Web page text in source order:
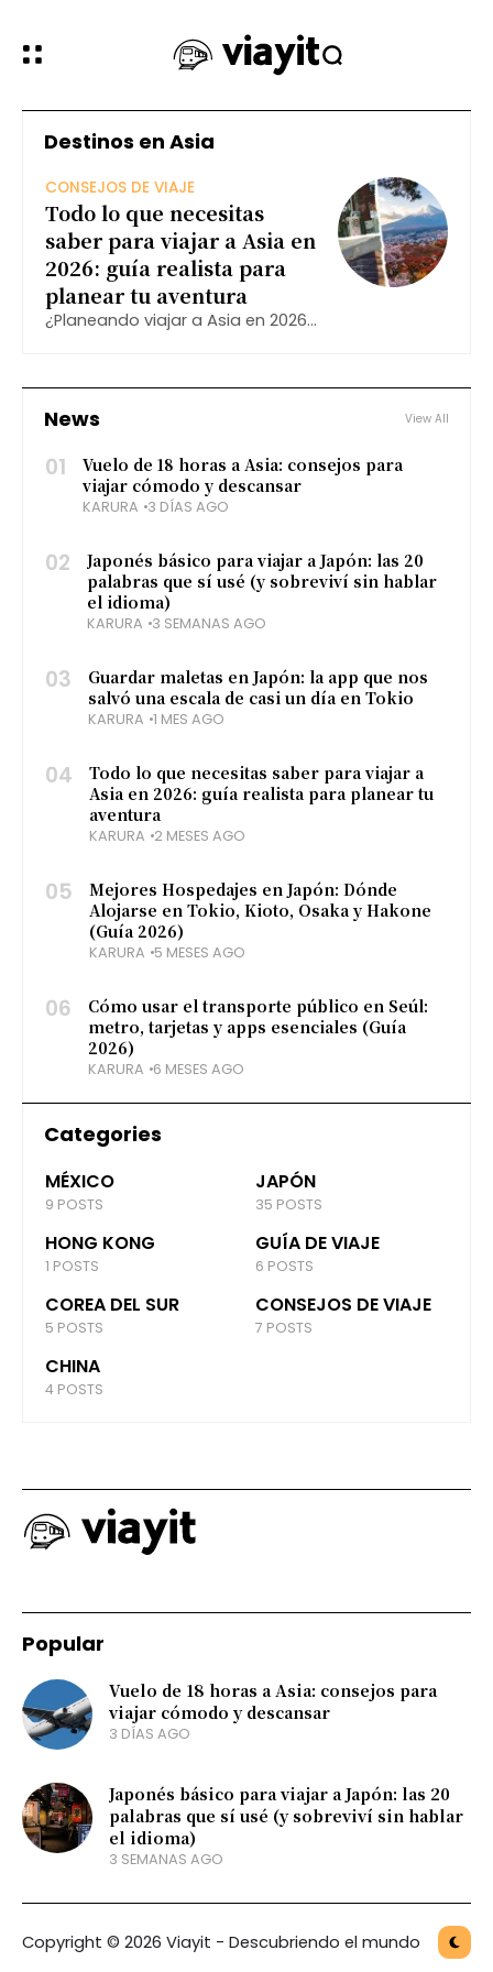
Destinos en Asia
CONSEJOS DE VIAJE
Todo lo que necesitas
saber para viajar a Asia en
2026: guía realista para
planear tu aventura
¿Planeando viajar a Asia en 2026?
imperdibles como Japón, Corea
del Sur, China, Tailandia y
Singapur, consejos prácticos,
requisitos de entrada
News View All
01
Vuelo de 18 horas a Asia: consejos para
viajar cómodo y descansar
KARURA 3 DÍAS AGO
02
Japonés básico para viajar a Japón: las 20
palabras que sí usé (y sobreviví sin hablar
el idioma)
KARURA 3 SEMANAS AGO
03
Guardar maletas en Japón: la app que nos
salvó una escala de casi un día en Tokio
KARURA 1 MES AGO
04
Todo lo que necesitas saber para viajar a
Asia en 2026: guía realista para planear tu
aventura
KARURA 2 MESES AGO
05
Mejores Hospedajes en Japón: Dónde
Alojarse en Tokio, Kioto, Osaka y Hakone
(Guía 2026)
KARURA 5 MESES AGO
06
Cómo usar el transporte público en Seúl:
metro, tarjetas y apps esenciales (Guía
2026)
KARURA 6 MESES AGO
Categories
MÉXICO
9 POSTS
JAPÓN
35 POSTS
HONG KONG
1 POSTS
GUÍA DE VIAJE
6 POSTS
COREA DEL SUR
5 POSTS
CONSEJOS DE VIAJE
7 POSTS
CHINA
4 POSTS
Popular
Vuelo de 18 horas a Asia: consejos para
viajar cómodo y descansar
3 DÍAS AGO
Japonés básico para viajar a Japón: las 20
palabras que sí usé (y sobreviví sin hablar
el idioma)
3 SEMANAS AGO
Copyright © 2026 Viayit - Descubriendo el mundo